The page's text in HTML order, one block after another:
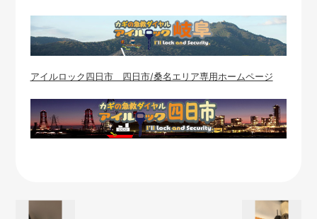
アイルロック四日市 四日市/桑名エリア専用ホームページ